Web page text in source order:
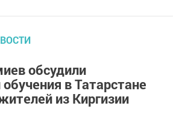
обсудили
в Татарстане
из Киргизии